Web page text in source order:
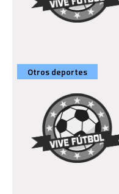
Otros deportes